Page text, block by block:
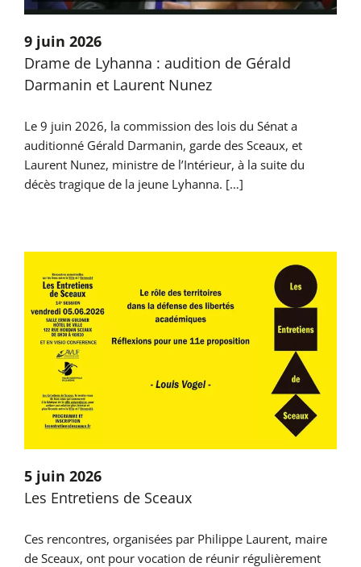
9 juin 2026
Drame de Lyhanna : audition de Gérald
Darmanin et Laurent Nunez
Le 9 juin 2026, la commission des lois du Sénat a
auditionné Gérald Darmanin, garde des Sceaux, et
Laurent Nunez, ministre de l’Intérieur, à la suite du
décès tragique de la jeune Lyhanna. […]
5 juin 2026
Les Entretiens de Sceaux
Ces rencontres, organisées par Philippe Laurent, maire
de Sceaux, ont pour vocation de réunir régulièrement